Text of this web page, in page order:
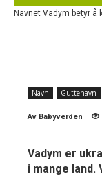
Navnet Vadym betyr å
Navn Guttenavn
Av Babyverden
Vadym er
i mange land.